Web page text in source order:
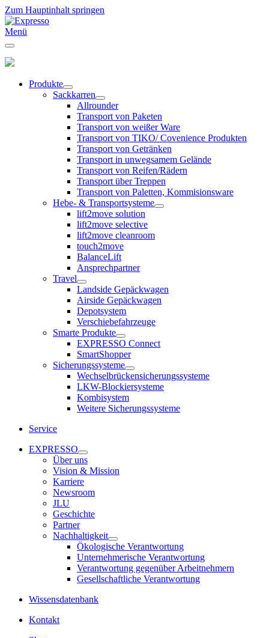
Zum Hauptinhalt springen
Menü
Produkte
Sackkarren
Allrounder
Transport von Paketen
Transport von weißer Ware
Transport von TIKO/ Covenience Produkten
Transport von Getränken
Transport in unwegsamem Gelände
Transport von Reifen/Rädern
Transport über Treppen
Transport von Paletten, Kommisionsware
Hebe- & Transportsysteme
lift2move solution
lift2move selective
lift2move cleanroom
touch2move
BalanceLift
Ansprechpartner
Travel
Landside Gepäckwagen
Airside Gepäckwagen
Depotsystem
Verschiebefahrzeuge
Smarte Produkte
EXPRESSO Connect
SmartShopper
Sicherungssysteme
Wechselbrückensicherungssysteme
LKW-Blockiersysteme
Kombisystem
Weitere Sicherungssysteme
Service
EXPRESSO
Über uns
Vision & Mission
Karriere
Newsroom
JLU
Geschichte
Partner
Nachhaltigkeit
Ökologische Verantwortung
Unternehmerische Verantwortung
Verantwortung gegenüber Arbeitnehmern
Gesellschaftliche Verantwortung
Wissensdatenbank
Kontakt